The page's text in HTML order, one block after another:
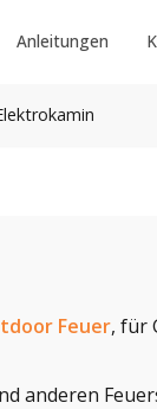
Anleitungen
Feuer, für
anderen